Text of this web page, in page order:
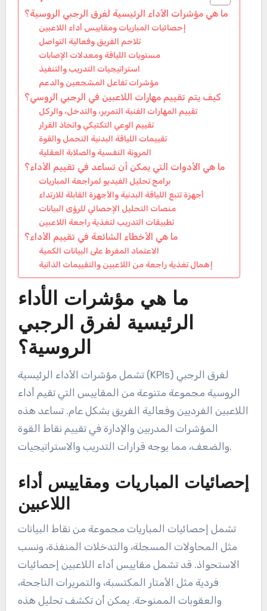
ما هي مؤشرات الأداء الرئيسية لفرق الرجبي الروسية؟
إحصائيات المباريات ومقاييس أداء اللاعبين
تلاحم الفريق وفعالية التواصل
مستويات اللياقة ومعدلات الإصابات
استراتيجيات التدريب والتنفيذ
مؤشرات تفاعل المشجعين والدعم
كيف يتم تقييم مهارات اللاعبين في الرجبي الروسي؟
تقييم المهارات الفنية التمرير، والتدخل، والركل
تقييم الوعي التكتيكي واتخاذ القرار
تقييمات اللياقة البدنية التحمل والقوة
المرونة النفسية والصلابة العقلية
ما هي الأدوات التي يمكن أن تساعد في تقييم الأداء؟
برامج تحليل الفيديو لمراجعة المباريات
أجهزة تتبع اللياقة البدنية والأجهزة القابلة للارتداء
منصات التحليل الإحصائي للرؤى البيانات
تطبيقات التدريب لتغذية راجعة اللاعبين
ما هي الأخطاء الشائعة في تقييم الأداء؟
الاعتماد المفرط على البيانات الكمية
إهمال تغذية راجعة من اللاعبين والتقييمات الذاتية
ما هي مؤشرات الأداء
الرئيسية لفرق الرجبي
الروسية؟
تشمل مؤشرات الأداء الرئيسية (KPIs) لفرق الرجبي
الروسية مجموعة متنوعة من المقاييس التي تقيم أداء
اللاعبين الفرديين وفعالية الفريق بشكل عام. تساعد هذه
المؤشرات المدربين والإدارة في تقييم نقاط القوة
والضعف، مما يوجه قرارات التدريب والاستراتيجيات.
إحصائيات المباريات ومقاييس أداء
اللاعبين
تشمل إحصائيات المباريات مجموعة من نقاط البيانات
مثل المحاولات المسجلة، والتدخلات المنفذة، ونسب
الاستحواذ. قد تشمل مقاييس أداء اللاعبين إحصائيات
فردية مثل الأمتار المكتسبة، والتمريرات الناجحة،
والعقوبات الممنوحة. يمكن أن تكشف تحليل هذه